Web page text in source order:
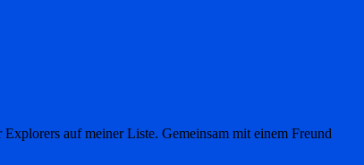
auf meiner Liste. Gemeinsam mit einem Freund